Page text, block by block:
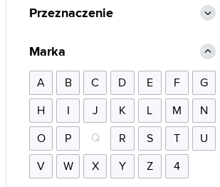
Przeznaczenie
Marka
A B C D E F
G
H
I J K L M
N
O
P Q R S T
U
V
W X Y Z 4